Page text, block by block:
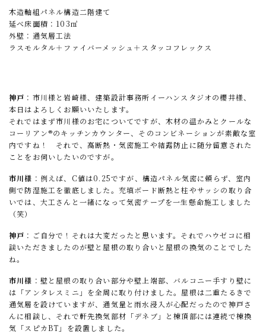
木造軸組パネル構造二階建て
延べ床面積：103㎡
外壁：通気層工法
ラスモルタル＋ファイバーメッシュ＋スタッコフレックス
神戸 ：市川様と岩崎様、建築設計事務所イーハンスタジオの櫻井様、
本日はよろしくお願いいたします。
それではまず市川様のお宅についてですが、木材の温かみとクールな
コーリアン®️のキッチンカウンター、そのコンビネーションが素敵な室
内ですね！ それで、高断熱・気密施工や結露防止に随分留意された
ことをお伺いしたいのですが。
市川様 ：例えば、C値は0.25ですが、構造パネル気密に頼らず、室内
側で防湿施工を徹底しました。充填ボード断熱と柱やサッシの取り合
いでは、大工さんと一緒になって気密テープを一生懸命施工しました
（笑）
神戸 ：ご自分で！それは大変だったと思います。それでハウゼコに相
談いただきましたのが壁と屋根の取り合いと屋根の換気のことでした
ね。
市川様 ：壁と屋根の取り合い部分や壁上端部、バルコニー手すり壁に
は「アンタレスミニ」を全周に取り付けました。屋根は二重たるきで
通気層を設けていますが、通気量と雨水浸入が心配だったので神戸さ
んに相談し、それで軒先換気部材「デネブ」と棟頂部には連続で棟換
気「スピカBT」を設置しました。